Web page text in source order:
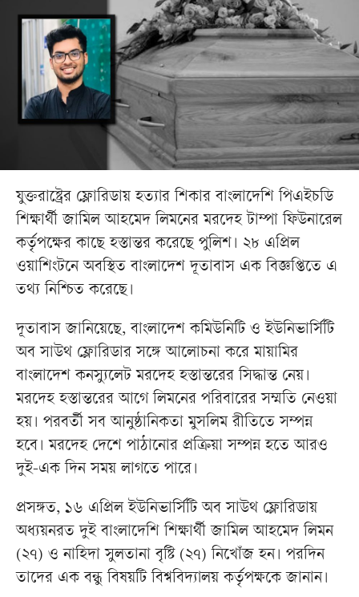
যুক্তরাষ্ট্রের ফ্লোরিডায় হত্যার শিকার বাংলাদেশি পিএইচডি
শিক্ষার্থী জামিল আহমেদ লিমনের মরদেহ টাম্পা ফিউনারেল
কর্তৃপক্ষের কাছে হস্তান্তর করেছে পুলিশ। ২৮ এপ্রিল
ওয়াশিংটনে অবস্থিত বাংলাদেশ দূতাবাস এক বিজ্ঞপ্তিতে এ
তথ্য নিশ্চিত করেছে।
দূতাবাস জানিয়েছে, বাংলাদেশ কমিউনিটি ও ইউনিভার্সিটি
অব সাউথ ফ্লোরিডার সঙ্গে আলোচনা করে মায়ামির
বাংলাদেশ কনস্যুলেট মরদেহ হস্তান্তরের সিদ্ধান্ত নেয়।
মরদেহ হস্তান্তরের আগে লিমনের পরিবারের সম্মতি নেওয়া
হয়। পরবর্তী সব আনুষ্ঠানিকতা মুসলিম রীতিতে সম্পন্ন
হবে। মরদেহ দেশে পাঠানোর প্রক্রিয়া সম্পন্ন হতে আরও
দুই-এক দিন সময় লাগতে পারে।
প্রসঙ্গত, ১৬ এপ্রিল ইউনিভার্সিটি অব সাউথ ফ্লোরিডায়
অধ্যয়নরত দুই বাংলাদেশি শিক্ষার্থী জামিল আহমেদ লিমন
(২৭) ও নাহিদা সুলতানা বৃষ্টি (২৭) নিখোঁজ হন। পরদিন
তাদের এক বন্ধু বিষয়টি বিশ্ববিদ্যালয় কর্তৃপক্ষকে জানান।